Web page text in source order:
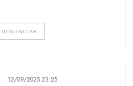
DENUNCIAR
12/09/2025 23:25